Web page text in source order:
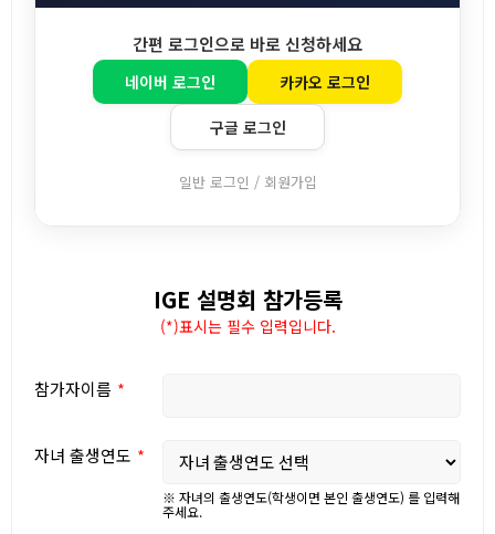
간편 로그인으로 바로 신청하세요
네이버 로그인 카카오 로그인
구글 로그인
일반 로그인 / 회원가입
IGE 설명회 참가등록
(*)표시는 필수 입력입니다.
참가자이름
자녀 출생연도
※ 자녀의 출생연도(학생이면 본인 출생연도) 를 입력해
주세요.